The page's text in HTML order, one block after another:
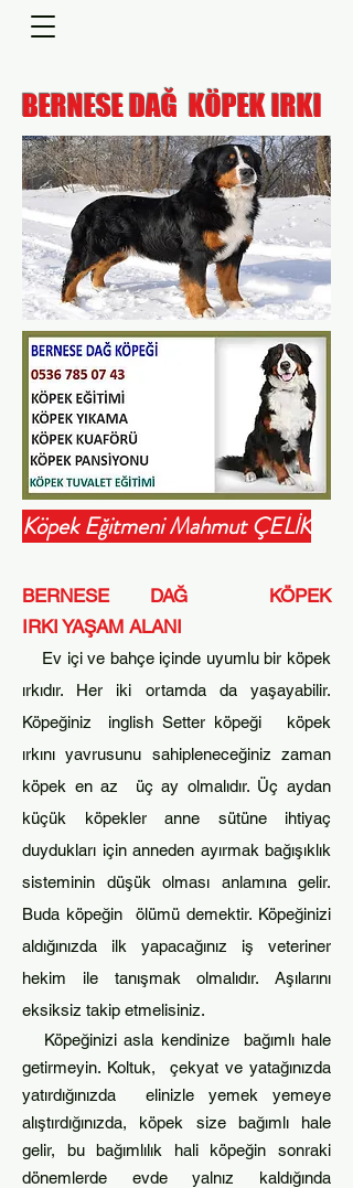
BERNESE DAĞ KÖPEK IRKI
Köpek Eğitmeni Mahmut ÇELİK
BERNESE DAĞ KÖPEK
IRKI YAŞAM ALANI
Ev içi ve bahçe içinde uyumlu bir köpek
ırkıdır. Her iki ortamda da yaşayabilir.
Köpeğiniz inglish Setter köpeği köpek
ırkını yavrusunu sahipleneceğiniz zaman
köpek en az üç ay olmalıdır. Üç aydan
küçük köpekler anne sütüne ihtiyaç
duydukları için anneden ayırmak bağışıklık
sisteminin düşük olması anlamına gelir.
Buda köpeğin
ölümü demektir. Köpeğinizi
aldığınızda ilk yapacağınız iş veteriner
hekim ile tanışmak olmalıdır. Aşılarını
eksiksiz takip etmelisiniz.
Köpeğinizi asla kendinize bağımlı hale
getirmeyin. Koltuk, çekyat ve yatağınızda
yatırdığınızda elinizle yemek yemeye
alıştırdığınızda, köpek size bağımlı hale
gelir, bu bağımlılık hali köpeğin sonraki
dönemlerde evde yalnız kaldığında